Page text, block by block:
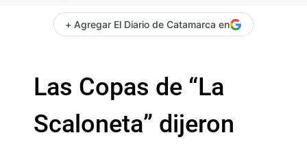
+ Agregar El Diario de Catamarca en
Las Copas de “La
Scaloneta” dijeron